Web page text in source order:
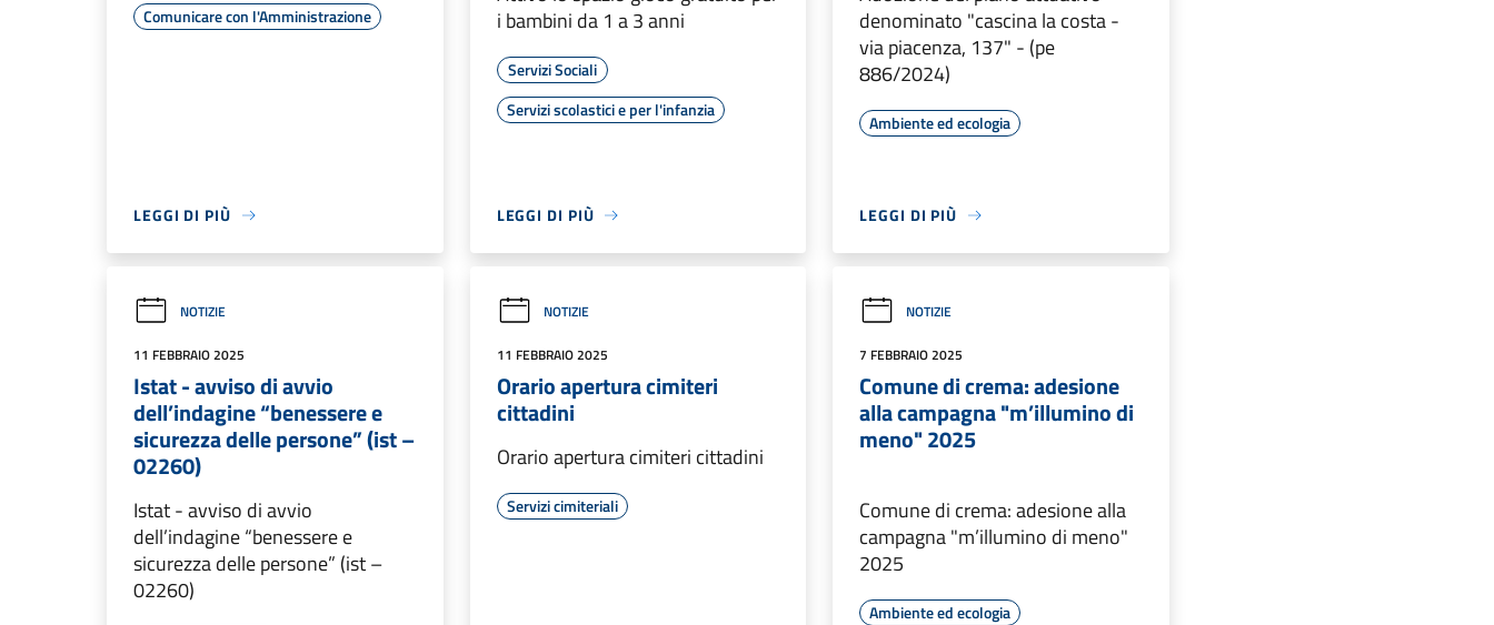
Comunicare con l'Amministrazione
LEGGI DI PIÙ
i bambini da 1 a 3 anni
Servizi Sociali
Servizi scolastici e per l'infanzia
LEGGI DI PIÙ
denominato "cascina la costa -
via piacenza, 137" - (pe
886/2024)
Ambiente ed ecologia
LEGGI DI PIÙ
NOTIZIE
11 FEBBRAIO 2025
Istat - avviso di avvio
dell’indagine “benessere e
sicurezza delle persone” (ist –
02260)
Istat - avviso di avvio
dell’indagine “benessere e
sicurezza delle persone” (ist –
02260)
NOTIZIE
11 FEBBRAIO 2025
Orario apertura cimiteri
cittadini
Orario apertura cimiteri cittadini
Servizi cimiteriali
NOTIZIE
7 FEBBRAIO 2025
Comune di crema: adesione
alla campagna "m’illumino di
meno" 2025
Comune di crema: adesione alla
campagna "m’illumino di meno"
2025
Ambiente ed ecologia